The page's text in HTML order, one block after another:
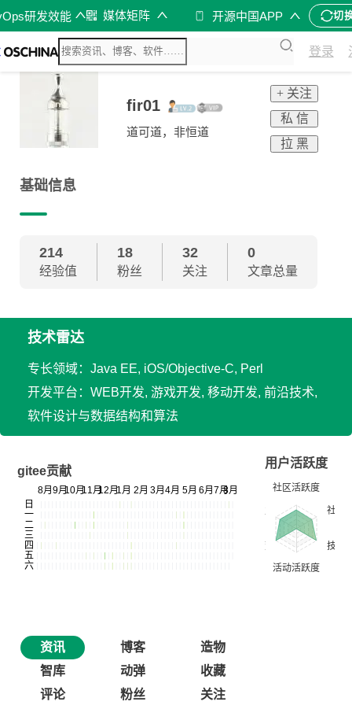
研发效能 媒体矩阵 开源中国APP 切
登录
fir01
道可道，非恒道
+ 关注
私 信
拉 黑
基础信息
214
经验值
18
粉丝
32
关注
0
文章总量
技术雷达
专长领域：Java EE, iOS/Objective-C, Perl
开发平台：WEB开发, 游戏开发, 移动开发, 前沿技术,
软件设计与数据结构和算法
gitee贡献
用户活跃度
资讯 博客
造物
智库
动弹
收藏
评论
粉丝 关注